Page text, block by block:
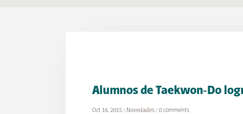
Alumnos de Taekwon-Do
Oct 16, 2015 | Novedades |0 comments